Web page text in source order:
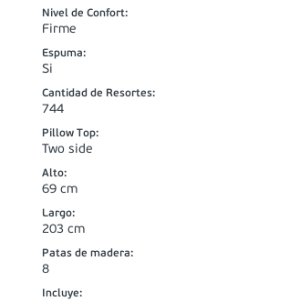
Nivel de Confort:
Firme
Espuma:
Si
Cantidad de Resortes:
744
Pillow Top:
Two side
Alto:
69 cm
Largo:
203 cm
Patas de madera:
8
Incluye: